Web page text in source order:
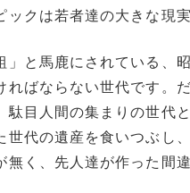
ックは若者達の大きな現
」と馬鹿にされている、
ればならない世代です。
駄目人間の集まりの世代
世代の遺産を食いつぶし
無く、先人達が作った間